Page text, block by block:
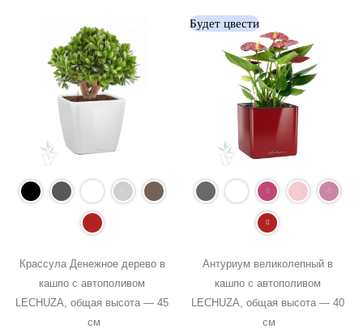
Крассула Денежное дерево в
кашпо с автополивом
LECHUZA, общая высота — 45
см
Будет цвести
Антуриум великолепный в
кашпо с автополивом
LECHUZA, общая высота — 40
см